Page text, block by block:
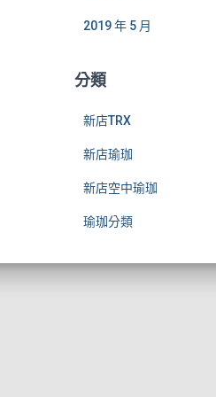
2019 年 5 月
分類
新店TRX
新店瑜珈
新店空中瑜珈
瑜珈分類